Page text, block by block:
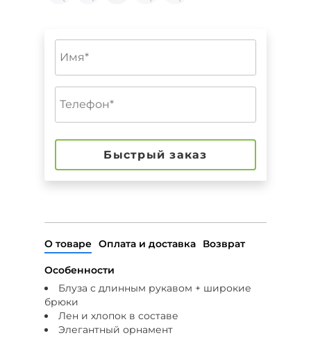
Быстрый заказ
О товаре Оплата и доставка Возврат
Особенности
Блуза с длинным рукавом + широкие
брюки
Лен и хлопок в составе
Элегантный орнамент